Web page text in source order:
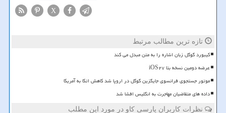
X
تازه ترین مطالب مرتبط
کیبورد گوگل زبان اشاره را به متن مبدل می کند
عرضه دومین نسخه بتا iOS۲۷
موتور جستجوی فرانسوی جایگزین گوگل در اروپا شد کاهش اتکا به آمریکا
داده های متقاضیان مهاجرت به انگلیس افشا شد
نظرات کاربران پارسی کاو در مورد این مطلب